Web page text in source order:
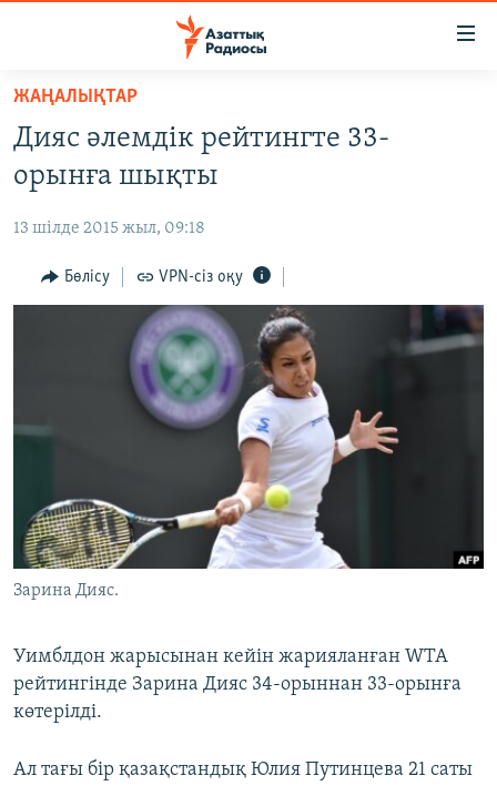
Skip
main
content
Skip
to
Navigation
Skip
САЯСАТ
AZATTYQTV
ҚАҢТАР ОҚИҒАСЫ
АДАМ ҚҰҚЫҚТАРЫ
АРНАЙЫ ЖОБАЛАР
ЖАЗЫЛЫҢЫЗ
ЖАҢАЛЫҚТАР
Дияс әлемдік рейтингте 33-
орынға шықты
13 шілде 2015 жыл, 09:18
Бөлісу VPN-сіз оқу
Зарина Дияс.
Уимблдон жарысынан кейін жарияланған WTA
рейтингінде Зарина Дияс 34-орыннан 33-орынға
көтерілді.
Ал тағы бір қазақстандық Юлия Путинцева 21 саты